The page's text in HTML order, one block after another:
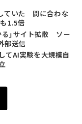
ていた 間に合わな
1.5倍
る」サイト拡散 ソー
部送信
てAI実験を大規模自